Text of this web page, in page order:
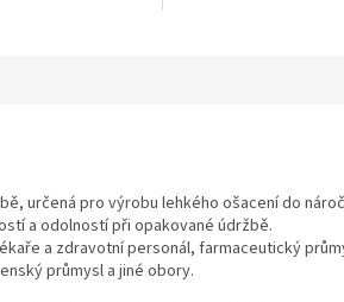
určená pro výrobu lehkého ošacení do
a odolností při opakované údržbě.
a zdravotní personál, farmaceutický
průmysl a jiné obory.